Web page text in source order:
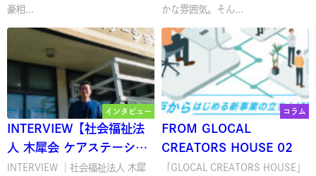
豪相...
かな雰囲気。そん...
インタビュー
INTERVIEW【社会福祉法
人 木犀会 ケアステーショ
ンモリヤ 王俊達さん】
INTERVIEW │社会福祉法人 木犀
コラム
FROM GLOCAL
CREATORS HOUSE 02
「GLOCAL CREATORS HOUSE」